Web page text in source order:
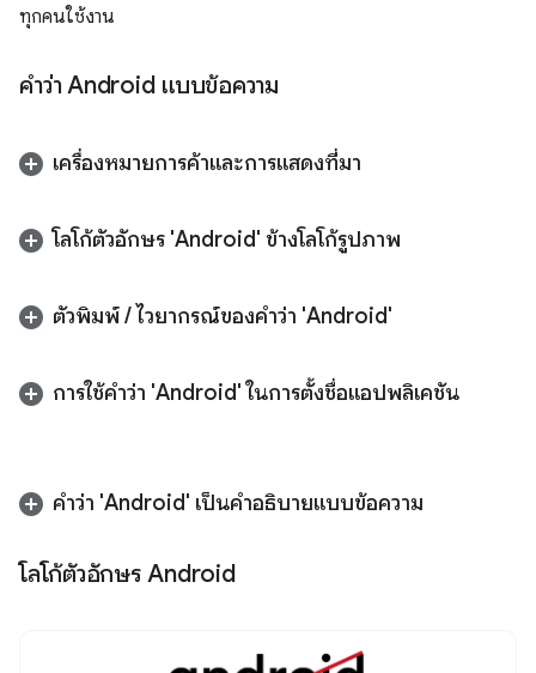
ทุกคนใช้งาน
คำว่า Android แบบข้อความ
เครื่องหมายการค้าและการแสดงที่มา
โลโก้ตัวอักษร 'Android' ข้างโลโก้รูปภาพ
ตัวพิมพ์/ไวยากรณ์ของคำว่า 'Android'
การใช้คำว่า 'Android' ในการตั้งชื่อแอปพลิเคชัน
คำว่า 'Android' เป็นคำอธิบายแบบข้อความ
โลโก้ตัวอักษร Android